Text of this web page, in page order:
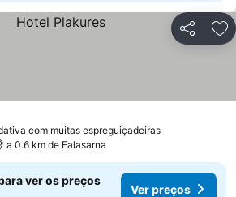
Partilhar
com muitas espreguiçadeiras
a 0.6 km de Falasarna
ver os preços
Ver preços